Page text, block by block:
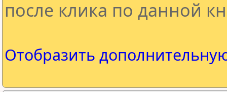
после клика по данной
Отобразить